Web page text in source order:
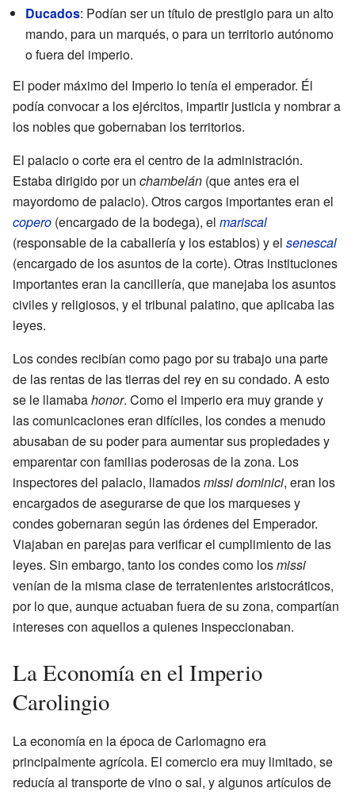
Ducados: Podían ser un título de prestigio para un alto
mando, para un marqués, o para un territorio autónomo
o fuera del imperio.
El poder máximo del Imperio lo tenía el emperador. Él
podía convocar a los ejércitos, impartir justicia y nombrar a
los nobles que gobernaban los territorios.
El palacio o corte era el centro de la administración.
Estaba dirigido por un chambelán (que antes era el
mayordomo de palacio). Otros cargos importantes eran el
copero (encargado de la bodega), el mariscal
(responsable de la caballería y los establos) y el senescal
(encargado de los asuntos de la corte). Otras instituciones
importantes eran la cancillería, que manejaba los asuntos
civiles y religiosos, y el tribunal palatino, que aplicaba las
leyes.
Los condes recibían como pago por su trabajo una parte
de las rentas de las tierras del rey en su condado. A esto
se le llamabahonor. Como el imperio era muy grande y
las comunicaciones eran difíciles, los condes a menudo
abusaban de su poder para aumentar sus propiedades y
emparentar con familias poderosas de la zona. Los
inspectores del palacio, llamadosmissi dominici, eran los
encargados de asegurarse de que los marqueses y
condes gobernaran según las órdenes del Emperador.
Viajaban en parejas para verificar el cumplimiento de las
leyes. Sin embargo, tanto los condes como losmissi
venían de la misma clase de terratenientes aristocráticos,
por lo que, aunque actuaban fuera de su zona, compartían
intereses con aquellos a quienes inspeccionaban.
La Economía en el Imperio
Carolingio
La economía en la época de Carlomagno era
principalmente agrícola. El comercio era muy limitado, se
reducía al transporte de vino o sal, y algunos artículos de